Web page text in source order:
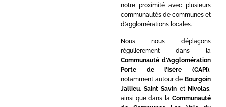
notre proximité avec plusieurs
communautés de communes et
d’agglomérations locales.
Nous nous déplaçons
régulièrement dans la
Communauté d’Agglomération
Porte de l’Isère (CAPI)
notamment autour de Bourgoin
Jallieu,Saint Savin et Nivolas
ainsi que dans la Communauté